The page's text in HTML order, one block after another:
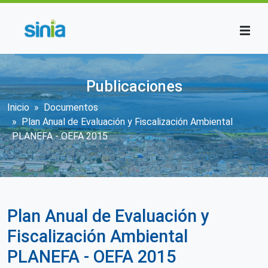
Publicaciones
Sobrescribir enlaces de ayuda a la
Inicio
Documentos
Plan Anual de Evaluación y Fiscalización Ambiental
PLANEFA - OEFA 2015
Plan Anual de Evaluación y
Fiscalización Ambiental
PLANEFA - OEFA 2015